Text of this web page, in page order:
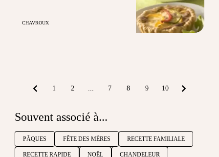
CHAVROUX
1 2 ... 7 8 9 10
Souvent associé à...
PÂQUES FÊTE DES MÈRES RECETTE FAMILIALE
RECETTE RAPIDE NOËL CHANDELEUR